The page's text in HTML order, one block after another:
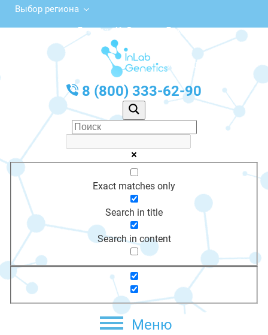
Выбор региона
просп. Ленина, 41, Великие Луки
с 10:00 до 20:00
График работы: Пн-Пт с 10:00 до 20:00
8 (800) 333-62-90
Exact matches only
Search in title
Search in content
Меню